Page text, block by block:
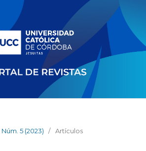
Núm. 5 (2023) / Artículos